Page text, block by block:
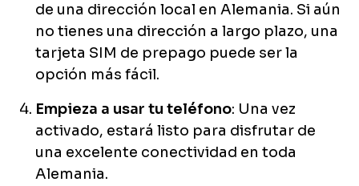
de una dirección local en Alemania. Si aún
no tienes una dirección a largo plazo, una
tarjeta SIM de prepago puede ser la
opción más fácil.
Empieza a usar tu teléfono: Una vez
activado, estará listo para disfrutar de
una excelente conectividad en toda
Alemania.